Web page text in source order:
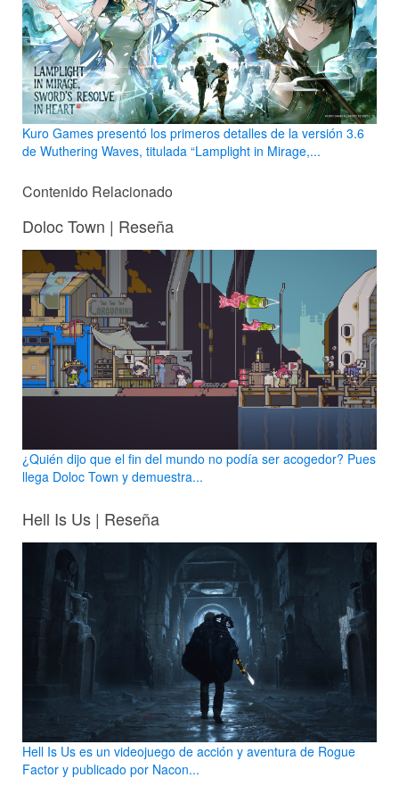
Kuro Games presentó los primeros detalles de la versión 3.6
de Wuthering Waves, titulada “Lamplight in Mirage,...
Contenido Relacionado
Doloc Town | Reseña
¿Quién dijo que el fin del mundo no podía ser acogedor? Pues
llega Doloc Town y demuestra...
Hell Is Us | Reseña
Hell Is Us es un videojuego de acción y aventura de Rogue
Factor y publicado por Nacon...